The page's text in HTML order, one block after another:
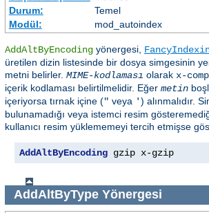
Durum:
Temel
Modül:
mod_autoindex
AddAltByEncoding yönergesi,
üretilen dizin listesinde bir dosya simgesinin
metni belirler. MIME-kodlaması olarak x-
içerik kodlaması belirtilmelidir. Eğer metin
içeriyorsa tırnak içine (" veya ') alınmalıdır.
bulunamadığı veya istemci resim
kullanıcı resim yüklememeyi tercih etmişse
AddAltByEncoding gzip x-gzip
AddAltByTypeYönergesi